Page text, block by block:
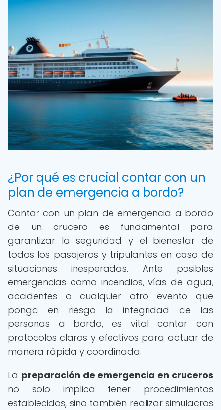
¿Por qué es crucial contar con un
plan de emergencia a bordo?
Contar con un plan de emergencia a bordo
de un crucero es fundamental para
garantizar la seguridad y el bienestar de
todos los pasajeros y tripulantes en caso de
situaciones inesperadas. Ante posibles
emergencias como incendios, vías de agua,
accidentes o cualquier otro evento que
ponga en riesgo la integridad de las
personas a bordo, es vital contar con
protocolos claros y efectivos para actuar de
manera rápida y coordinada.
La preparación de emergencia en cruceros
no solo implica tener procedimientos
establecidos, sino también realizar simulacros